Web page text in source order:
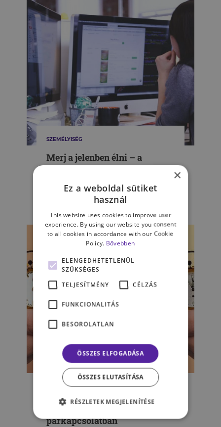
SZEMÉLYISÉG
Merj a jelenben élni – a
jövőorientált személyiség
SZEMÉLYISÉG
Menjünk el bevásárolni vagy
szeretkezzünk? – Eltérő
időnyelveink a
párkapcsolatban
×
Ez a weboldal sütiket
használ
This website uses cookies to improve user
experience. By using our website you consent
to all cookies in accordance with our Cookie
Policy. Bővebben
ELENGEDHETETLENÜL
SZÜKSÉGES
TELJESÍTMÉNY
CÉLZÁS
FUNKCIONALITÁS
BESOROLATLAN
ÖSSZES ELFOGADÁSA
ÖSSZES ELUTASÍTÁSA
RÉSZLETEK MEGJELENÍTÉSE